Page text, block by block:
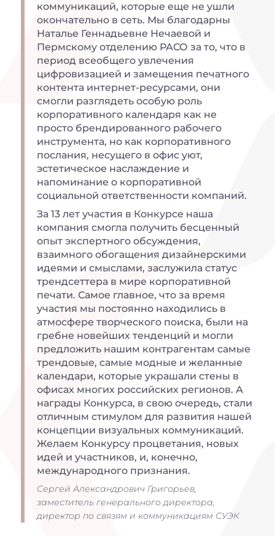
коммуникаций, которые еще не ушли
окончательно в сеть. Мы благодарны
Наталье Геннадьевне Нечаевой и
Пермскому отделению РАСО за то, что в
период всеобщего увлечения
цифровизацией и замещения печатного
контента интернет-ресурсами, они
смогли разглядеть особую роль
корпоративного календаря как не
просто брендированного рабочего
инструмента, но как корпоративного
послания, несущего в офис уют,
эстетическое наслаждение и
напоминание о корпоративной
социальной ответственности компаний.
За 13 лет участия в Конкурсе наша
компания смогла получить бесценный
опыт экспертного обсуждения,
взаимного обогащения дизайнерскими
идеями и смыслами, заслужила статус
трендсеттера в мире корпоративной
печати. Самое главное, что за время
участия мы постоянно находились в
атмосфере творческого поиска, были на
гребне новейших тенденций и могли
предложить нашим контрагентам самые
трендовые, самые модные и желанные
календари, которые украшали стены в
офисах многих российских регионов. А
награды Конкурса, в свою очередь, стали
отличным стимулом для развития нашей
концепции визуальных коммуникаций.
Желаем Конкурсу процветания, новых
идей и участников, и, конечно,
международного признания.
Сергей Александрович Григорьев,
заместитель генерального директора,
директор по связям и коммуникациям СУЭК